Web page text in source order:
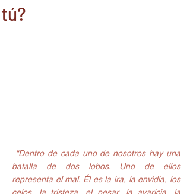
tú?
batalla de dos lobos. Uno de ellos
representa el mal. Él es la ira, la envidia, los
celos, la tristeza, el pesar, la avaricia, la